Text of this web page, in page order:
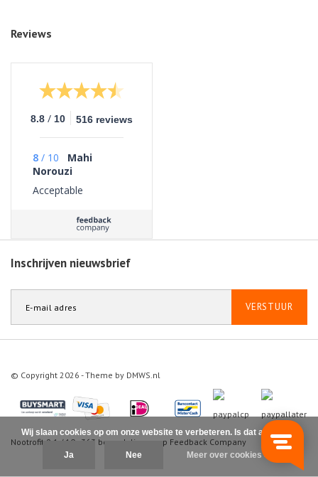
Reviews
8.8 / 10 516 reviews
8 / 10
Mahi
Norouzi
Acceptable
Inschrijven nieuwsbrief
VERSTUUR
© Copyright 2026 - Theme by DMWS.nl
Nootrofit 9.1 / 10 363 beoordelingen op Feedback Company
Wij slaan cookies op om onze website te verbeteren. Is dat akkoord?
Ja Nee Meer over cookies »